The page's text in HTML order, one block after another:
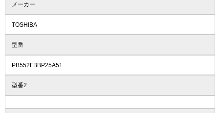
メーカー
TOSHIBA
型番
PB552FBBP25A51
型番2